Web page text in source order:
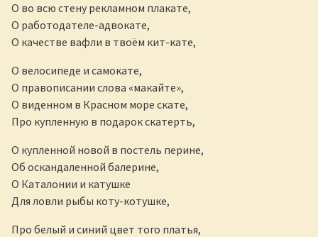
О во всю стену рекламном плакате,
О работодателе-адвокате,
О качестве вафли в твоём кит-кате,
О велосипеде и самокате,
О правописании слова «макайте»,
О виденном в Красном море скате,
Про купленную в подарок скатерть,
О купленной новой в постель перине,
Об оскандаленной балерине,
О Каталонии и катушке
Для ловли рыбы коту-котушке,
Про белый и синий цвет того платья,